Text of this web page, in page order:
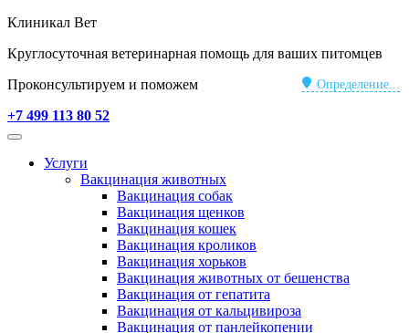
Клиникал Вет
Круглосуточная ветеринарная помощь для ваших питомцев
Определение...
Проконсультируем и поможем
+7 499 113 80 52
Услуги
Вакцинация животных
Вакцинация собак
Вакцинация щенков
Вакцинация кошек
Вакцинация кроликов
Вакцинация хорьков
Вакцинация животных от бешенства
Вакцинация от гепатита
Вакцинация от кальцивироза
Вакцинация от панлейкопении